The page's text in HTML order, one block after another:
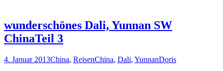
wunderschönes Dali, Yunnan SW
ChinaTeil 3
4. Januar 2013China, ReisenChina, Dali, YunnanDoris